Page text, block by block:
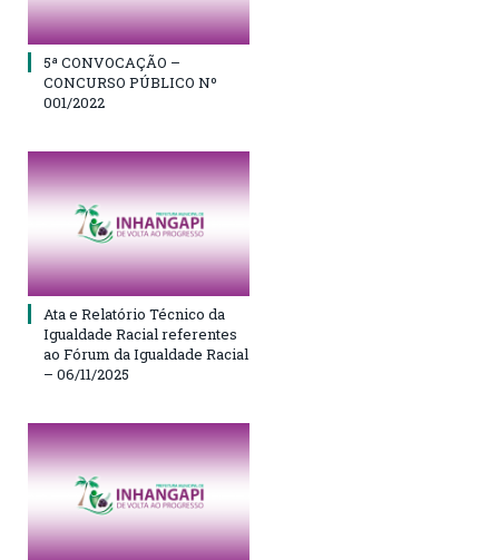
5ª CONVOCAÇÃO –
CONCURSO PÚBLICO Nº
001/2022
Ata e Relatório Técnico da
Igualdade Racial referentes
ao Fórum da Igualdade Racial
– 06/11/2025